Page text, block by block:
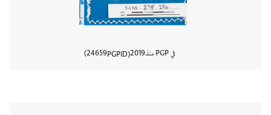
في PGP منذ 2019
PGPID
24659